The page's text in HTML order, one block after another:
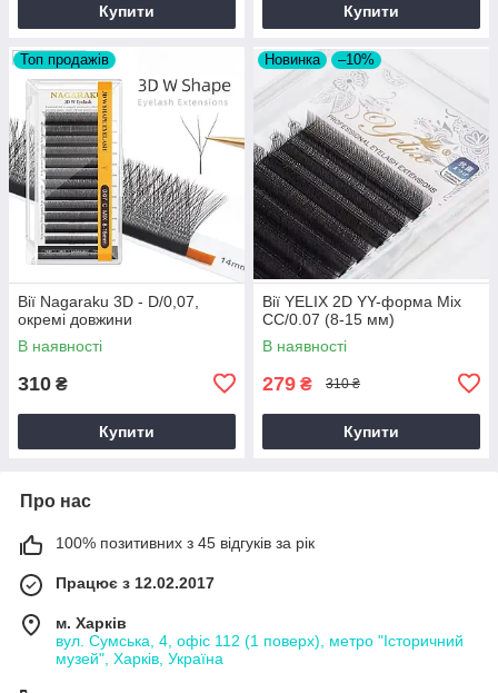
Купити Купити
Топ продажів
Вії Nagaraku 3D - D/0,07,
окремі довжини
В наявності
310 ₴
Купити
Новинка –10%
Вії YELIX 2D YY-форма Mix
CC/0.07 (8-15 мм)
В наявності
279 ₴ 310 ₴
Купити
Про нас
100% позитивних з 45 відгуків за рік
Працює з 12.02.2017
м. Харків
вул. Сумська, 4, офіс 112 (1 поверх), метро "Історичний
музей", Харків, Україна